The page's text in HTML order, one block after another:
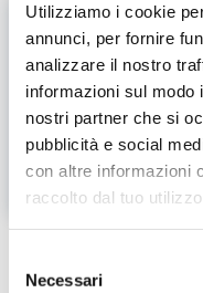
Utilizziamo i cookie
annunci, per fornire
analizzare il nostro
informazioni sul
nostri partner che si
pubblicità e social
con altre informazioni
raccolto dal tuo
delNecessari
05 OTTOBRE 2023
INNOVAZIONE SCIENTIFICA
Gli strumenti da
liofilizzazione
LEGGI DI PIÙ